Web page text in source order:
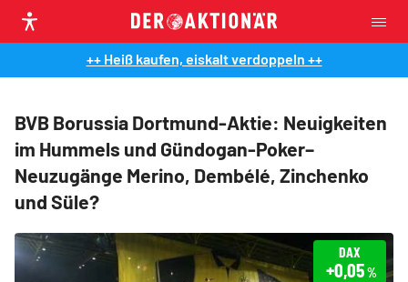
++ Heiß kaufen, eiskalt verdoppeln ++
BVB Borussia Dortmund-Aktie: Neuigkeiten
im Hummels und Gündogan-Poker–
Neuzugänge Merino, Dembélé, Zinchenko
und Süle?
DAX
+0,05%